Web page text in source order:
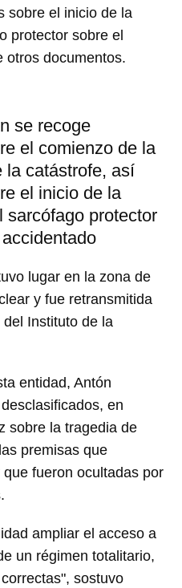
sobre el inicio de la
protector sobre el
otros documentos.
se recoge
el comienzo de la
la catástrofe, así
el inicio de la
sarcófago protector
lugar en la zona de
y fue retransmitida
Instituto de la
entidad, Antón
en
sobre la tragedia de
premisas que
fueron ocultadas por
ampliar el acceso a
un régimen totalitario,
sostuvo